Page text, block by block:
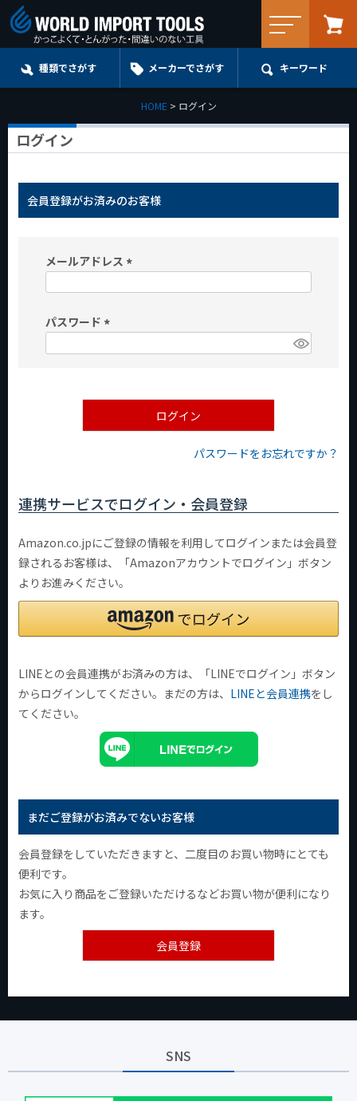
種類でさがす メーカーでさがす キーワード
HOME ログイン
ログイン
会員登録がお済みのお客様
メールアドレス
パスワード
)
ログイン
パスワードをお忘れですか？
連携サービスでログイン・会員登録
Amazon.co.jpにご登録の情報を利用してログインまたは会員登
録されるお客様は、「Amazonアカウントでログイン」ボタン
よりお進みください。
LINEとの会員連携がお済みの方は、「LINEでログイン」ボタン
からログインしてください。まだの方は、 LINEと会員連携をし
てください。
まだご登録がお済みでないお客様
会員登録をしていただきますと、二度目のお買い物時にとても
便利です。
お気に入り商品をご登録いただけるなどお買い物が便利になり
ます。
会員登録
SNS